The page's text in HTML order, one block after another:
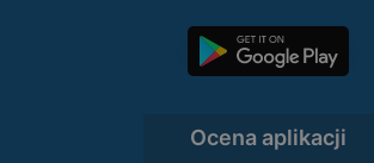
Ocena aplikacji